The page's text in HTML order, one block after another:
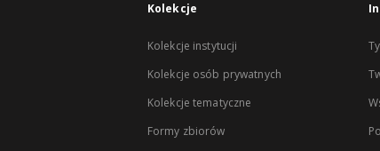
Kolekcje
Kolekcje instytucji
Kolekcje osób prywatnych
Kolekcje tematyczne
Formy zbiorów